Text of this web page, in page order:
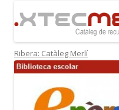
Ribera: Catàleg Merlí